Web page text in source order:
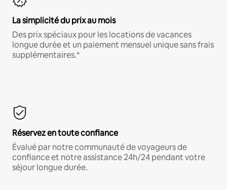
La simplicité du prix au mois
Des prix spéciaux pour les locations de vacances
longue durée et un paiement mensuel unique sans frais
supplémentaires.*
Réservez en toute confiance
Évalué par notre communauté de voyageurs de
confiance et notre assistance 24h/24 pendant votre
séjour longue durée.